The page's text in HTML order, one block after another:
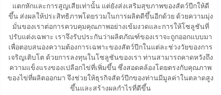
แตกหักและการสูญเสียเท่านั้น แต่ยังส่งเสริมสุขภาพของสัตว์ปีกให้ดี
ขึ้น ส่งผลให้ประสิทธิภาพโดยรวมในการผลิตดีขึ้นอีกด้วย ด้วยความมุ่ง
มั่นของเราต่อการควบคุมคุณภาพอย่างเข้มงวดและการให้โซลูชันที่
ปรับแต่งเฉพาะ เราจึงรับประกันว่าผลิตภัณฑ์ของเราจะถูกออกแบบมา
เพื่อตอบสนองความต้องการเฉพาะของสัตว์ปีกในแต่ละช่วงวัยของการ
เจริญเติบโต ด้วยการลงทุนในโซลูชันของเรา ท่านสามารถคาดหวังถึง
ความแข็งแรงของเปลือกไข่ที่เพิ่มขึ้น ซึ่งสอดคล้องโดยตรงกับคุณภาพ
ของไข่ที่ผลิตออกมา จึงช่วยให้ธุรกิจสัตว์ปีกของท่านมีมูลค่าในตลาดสูง
ขึ้นและสร้างผลกำไรที่ดีขึ้น